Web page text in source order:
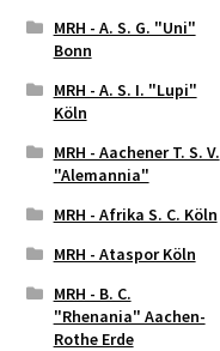
MRH - A. S. G. "Uni"
Bonn
MRH - A. S. I. "Lupi"
Köln
MRH - Aachener T. S. V.
"Alemannia"
MRH - Afrika S. C. Köln
MRH - Ataspor Köln
MRH - B. C.
"Rhenania" Aachen-
Rothe Erde